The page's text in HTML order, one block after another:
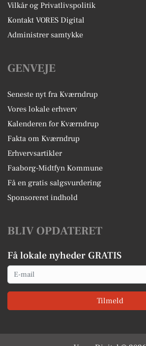
Vilkår og Privatlivspolitik
Kontakt VORES Digital
Administrer samtykke
GENVEJE
Seneste nyt fra Kværndrup
Vores lokale erhverv
Kalenderen for Kværndrup
Fakta om Kværndrup
Erhvervsartikler
Faaborg-Midtfyn Kommune
Få en gratis salgsvurdering
Sponsoreret indhold
BLIV OPDATERET
Få lokale nyheder GRATIS
Email
Tilmeld